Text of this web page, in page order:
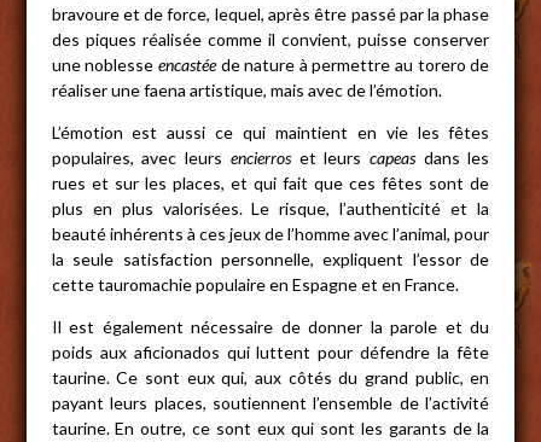
bravoure et de force, lequel, après être passé par la phase
des piques réalisée comme il convient, puisse conserver
une noblesse encastéede nature à permettre au torero de
réaliser une faena artistique, mais avec de l’émotion.
L’émotion est aussi ce qui maintient en vie les fêtes
populaires, avec leurs encierros et leurs capeas dans les
rues et sur les places, et qui fait que ces fêtes sont de
plus en plus valorisées. Le risque, l’authenticité et la
beauté inhérents à ces jeux de l’homme avec l’animal, pour
la seule satisfaction personnelle, expliquent l’essor de
cette tauromachie populaire en Espagne et en France.
Il est également nécessaire de donner la parole et du
poids aux aficionados qui luttent pour défendre la fête
taurine. Ce sont eux qui, aux côtés du grand public, en
payant leurs places, soutiennent l’ensemble de l’activité
taurine. En outre, ce sont eux qui sont les garants de la